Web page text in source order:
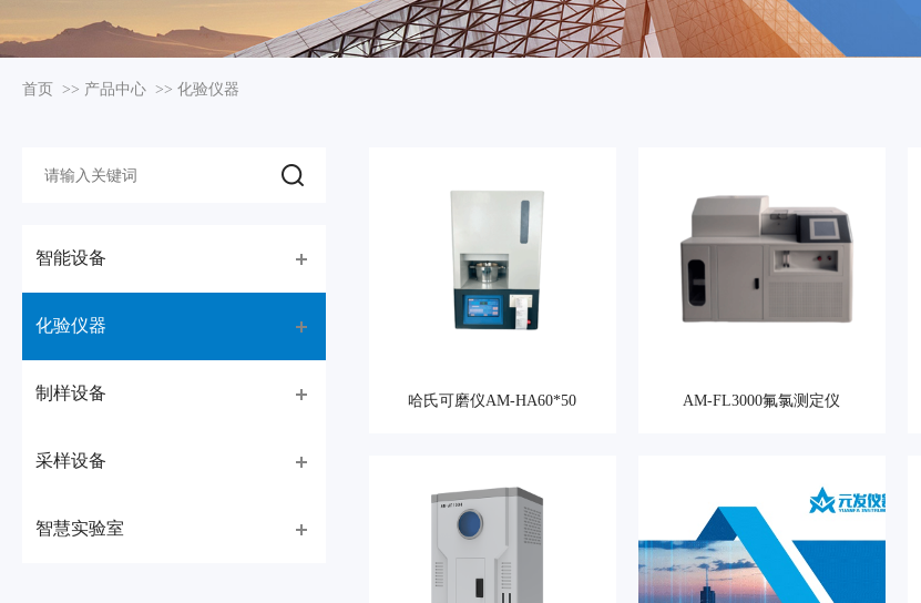
首页 >> 产品中心 >> 化验仪器
智能设备
化验仪器
制样设备
采样设备
智慧实验室
哈氏可磨仪AM-HA60*50 AM-FL3000氟氯测定仪